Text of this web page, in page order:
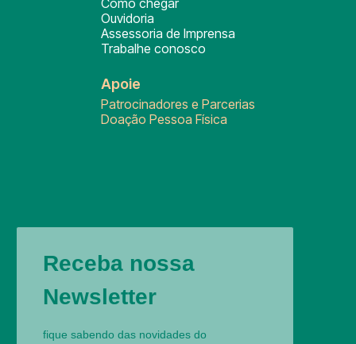
Como chegar
Ouvidoria
Assessoria de Imprensa
Trabalhe conosco
Apoie
Patrocinadores e Parcerias
Doação Pessoa Física